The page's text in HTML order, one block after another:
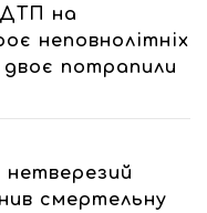
на
неповнолітніх
потрапили
нетверезий
смертельну